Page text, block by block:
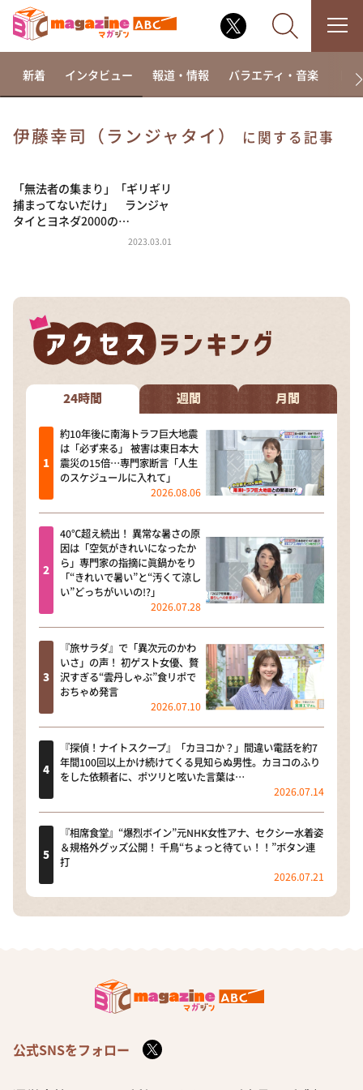
相席食堂
これ余談なんですけど・・・
～人生密着トークバラエティ！～ やすとものいたっ
河合＆A.B.C-Z塚田×福井アナ「なんでやねん！？」
（news おかえり）
DAIGOも台所 ～きょうの献立 何にする？～
本日はダイアンなり！シーズン２
朝だ！生です旅サラダ
教えて！ニュースライブ 正義のミカタ
ＬＩＦＥ～夢のカタチ～
新婚さんいらっしゃい！
ポツンと一軒家
ザキ山小屋本館
ぺこぱのまるスポ
新着 インタビュー 報道・情報 バラエティ・音楽 ド
伊藤幸司（ランジャタイ） に関する記事
「無法者の集まり」「ギリギリ
捕まってないだけ」 ランジャ
タイとヨネダ2000の…
2023.03.01
24時間 週間 月間
約10年後に南海トラフ巨大地震
は「必ず来る」 被害は東日本大
震災の15倍…専門家断言「人生
のスケジュールに入れて」
2026.08.06
40℃超え続出！ 異常な暑さの原
因は「空気がきれいになったか
ら」専門家の指摘に眞鍋かをり
「“きれいで暑い”と“汚くて涼し
い”どっちがいいの!?」
2026.07.28
『旅サラダ』で「異次元のかわ
いさ」の声！ 初ゲスト女優、贅
沢すぎる“雲丹しゃぶ”食リポで
おちゃめ発言
2026.07.10
『探偵！ナイトスクープ』「カヨコか？」間違い電話を約7
年間100回以上かけ続けてくる見知らぬ男性。カヨコのふり
をした依頼者に、ポツリと呟いた言葉は…
2026.07.14
『相席食堂』“爆烈ボイン”元NHK女性アナ、セクシー水着姿
＆規格外グッズ公開！ 千鳥“ちょっと待てぃ！！”ボタン連
打
2026.07.21
公式SNSをフォロー